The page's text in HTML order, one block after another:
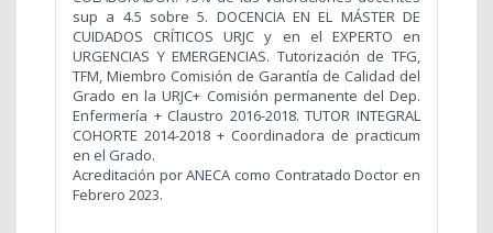
sup a 4.5 sobre 5. DOCENCIA EN EL MÁSTER DE
CUIDADOS CRÍTICOS URJC y en el EXPERTO en
URGENCIAS Y EMERGENCIAS. Tutorización de TFG,
TFM, Miembro Comisión de Garantía de Calidad del
Grado en la URJC+ Comisión permanente del Dep.
Enfermería + Claustro 2016-2018. TUTOR INTEGRAL
COHORTE 2014-2018 + Coordinadora de practicum
en el Grado.
Acreditación por ANECA como Contratado Doctor en
Febrero 2023.